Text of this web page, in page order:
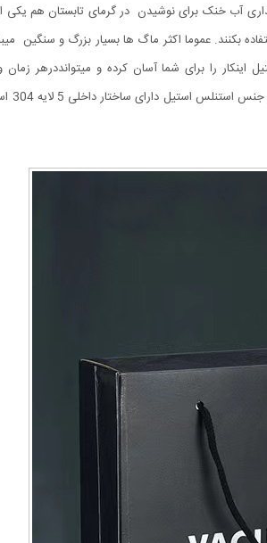
آب خنک برای نوشیدن در گرمای تابستان هم یکی
بکنند. عموما اکثر ماگ ها بسیار بزرگ و سنگین
از خرید و یا حمل کردن ماگ منصرف میشوند.اما فلاسک 500 میل لیوان دار استیل اینکار را برای شما آسان